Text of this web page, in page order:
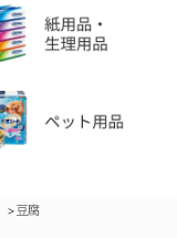
>豆腐